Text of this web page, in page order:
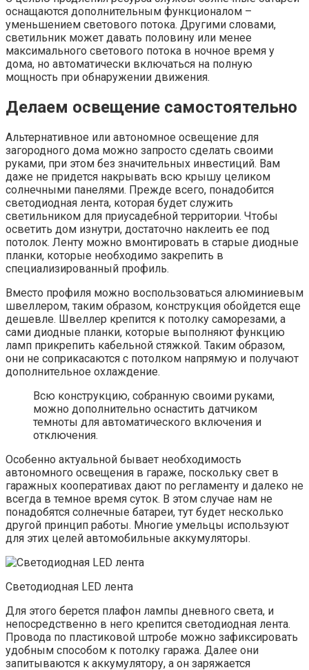
оснащаются дополнительным функционалом –
уменьшением светового потока. Другими словами,
светильник может давать половину или менее
максимального светового потока в ночное время у
дома, но автоматически включаться на полную
мощность при обнаружении движения.
Делаем освещение самостоятельно
Альтернативное или автономное освещение для
загородного дома можно запросто сделать своими
руками, при этом без значительных инвестиций. Вам
даже не придется накрывать всю крышу целиком
солнечными панелями. Прежде всего, понадобится
светодиодная лента, которая будет служить
светильником для приусадебной территории. Чтобы
осветить дом изнутри, достаточно наклеить ее под
потолок. Ленту можно вмонтировать в старые диодные
планки, которые необходимо закрепить в
специализированный профиль.
Вместо профиля можно воспользоваться алюминиевым
швеллером, таким образом, конструкция обойдется еще
дешевле. Швеллер крепится к потолку саморезами, а
сами диодные планки, которые выполняют функцию
ламп прикрепить кабельной стяжкой. Таким образом,
они не соприкасаются с потолком напрямую и получают
дополнительное охлаждение.
Всю конструкцию, собранную своими руками,
можно дополнительно оснастить датчиком
темноты для автоматического включения и
отключения.
Особенно актуальной бывает необходимость
автономного освещения в гараже, поскольку свет в
гаражных кооперативах дают по регламенту и далеко не
всегда в темное время суток. В этом случае нам не
понадобятся солнечные батареи, тут будет несколько
другой принцип работы. Многие умельцы используют
для этих целей автомобильные аккумуляторы.
Светодиодная LED лента
Для этого берется плафон лампы дневного света, и
непосредственно в него крепится светодиодная лента.
Провода по пластиковой штробе можно зафиксировать
удобным способом к потолку гаража. Далее они
запитываются к аккумулятору, а он заряжается